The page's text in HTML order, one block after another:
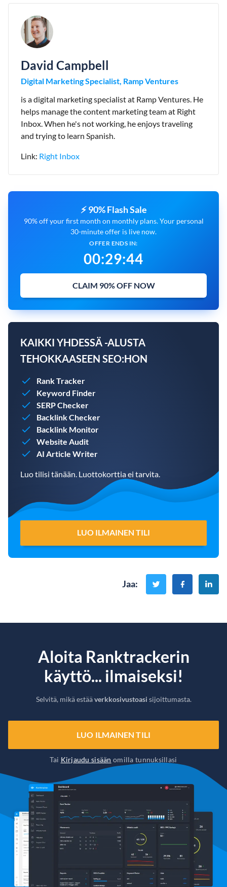
David Campbell
Digital Marketing Specialist, Ramp Ventures
is a digital marketing specialist at Ramp Ventures. He
helps manage the content marketing team at Right
Inbox. When he's not working, he enjoys traveling
and trying to learn Spanish.
Link: Right Inbox
⚡ 90% Flash Sale
90% off your first month on monthly plans. Your personal
30-minute offer is live now.
OFFER ENDS IN:
00:29:43
CLAIM 90% OFF NOW
KAIKKI YHDESSÄ -ALUSTA
TEHOKKAASEEN SEO:HON
Rank Tracker
Keyword Finder
SERP Checker
Backlink Checker
Backlink Monitor
Website Audit
AI Article Writer
Luo tilisi tänään. Luottokorttia ei tarvita.
LUO ILMAINEN TILI
Jaa:
Aloita Ranktrackerin
käyttö... ilmaiseksi!
Selvitä, mikä estääverkkosivustoasi sijoittumasta.
LUO ILMAINEN TILI
Tai Kirjaudu sisään omilla tunnuksillasi